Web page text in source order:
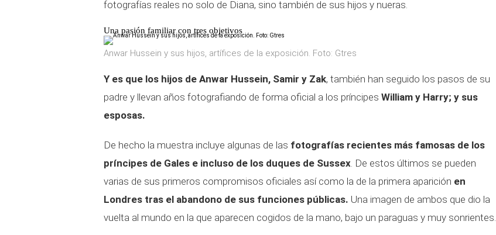
fotografías reales no solo de Diana, sino también de sus hijos y nueras.
Una pasión familiar con tres objetivos
Anwar Hussein y sus hijos, artífices de la exposición. Foto: Gtres
Y es que los hijos de Anwar Hussein, Samir y Zak, también han seguido los pasos de su
padre y llevan años fotografiando de forma oficial a los príncipes William y Harry; y sus
esposas.
De hecho la muestra incluye algunas de las fotografías recientes más famosas de los
príncipes de Gales e incluso de los duques de Sussex. De estos últimos se pueden
varias de sus primeros compromisos oficiales así como la de la primera aparición en
Londres tras el abandono de sus funciones públicas. Una imagen de ambos que dio la
vuelta al mundo en la que aparecen cogidos de la mano, bajo un paraguas y muy sonrientes.